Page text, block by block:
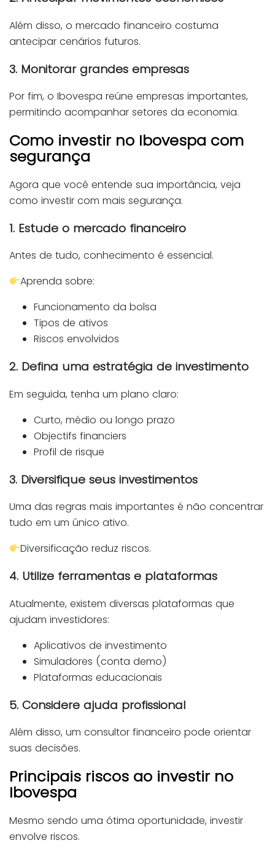
Além disso, o mercado financeiro costuma
antecipar cenários futuros.
3. Monitorar grandes empresas
Por fim, o Ibovespa reúne empresas importantes,
permitindo acompanhar setores da economia.
Como investir no Ibovespa com
segurança
Agora que você entende sua importância, veja
como investir com mais segurança.
1. Estude o mercado financeiro
Antes de tudo, conhecimento é essencial.
Aprenda sobre:
Funcionamento da bolsa
Tipos de ativos
Riscos envolvidos
2. Defina uma estratégia de investimento
Em seguida, tenha um plano claro:
Curto, médio ou longo prazo
Objectifs financiers
Profil de risque
3. Diversifique seus investimentos
Uma das regras mais importantes é não concentrar
tudo em um único ativo.
Diversificação reduz riscos.
4. Utilize ferramentas e plataformas
Atualmente, existem diversas plataformas que
ajudam investidores:
Aplicativos de investimento
Simuladores (conta demo)
Plataformas educacionais
5. Considere ajuda profissional
Além disso, um consultor financeiro pode orientar
suas decisões.
Principais riscos ao investir no
Ibovespa
Mesmo sendo uma ótima oportunidade, investir
envolve riscos.